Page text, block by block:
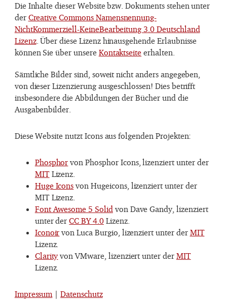
Die Inhalte dieser Website bzw. Dokuments stehen unter
der Creative Commons Namensnennung-
NichtKommerziell-KeineBearbeitung 3.0 Deutschland
Lizenz. Über diese Lizenz hinausgehende Erlaubnisse
können Sie über unsere Kontaktseite erhalten.
Sämtliche Bilder sind, soweit nicht anders angegeben,
von dieser Lizenzierung ausgeschlossen! Dies betrifft
insbesondere die Abbildungen der Bücher und die
Ausgabenbilder.
Diese Website nutzt Icons aus folgenden Projekten:
Phosphor von Phosphor Icons, lizenziert unter der
MITLizenz.
Huge Icons von Hugeicons, lizenziert unter der
MIT Lizenz.
Font Awesome 5 Solidvon Dave Gandy, lizenziert
unter derCC BY 4.0Lizenz.
Iconoir von Luca Burgio, lizenziert unter der MIT
Lizenz.
Clarityvon VMware, lizenziert unter der MIT
Lizenz.
Impressum|Datenschutz